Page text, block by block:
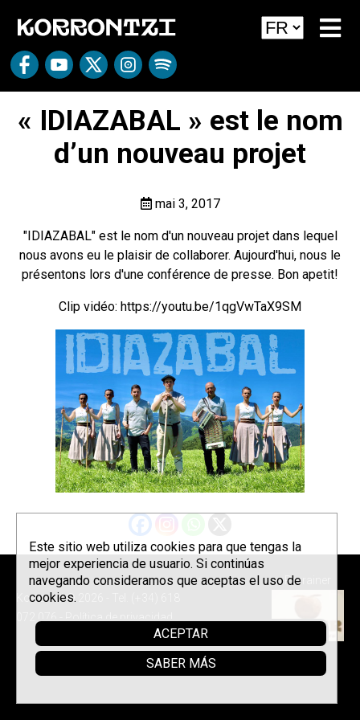
« IDIAZABAL » est le nom
d’un nouveau projet
mai 3, 2017
"IDIAZABAL" est le nom d'un nouveau projet dans lequel
nous avons eu le plaisir de collaborer. Aujourd'hui, nous le
présentons lors d'une conférence de presse. Bon apetit!
Clip vidéo: https://youtu.be/1qgVwTaX9SM
Korrontzi © 2026 - Tel. (+34) 618
Parrainer
Este sitio web utiliza cookies para que tengas la
mejor experiencia de usuario. Si continúas
navegando consideramos que aceptas el uso de
cookies.
ACEPTAR
SABER MÁS